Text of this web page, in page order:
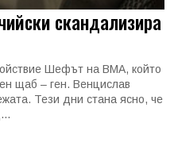
скандализира
Шефът на ВМА, който
щаб – ген. Венцислав
Тези дни стана ясно, че